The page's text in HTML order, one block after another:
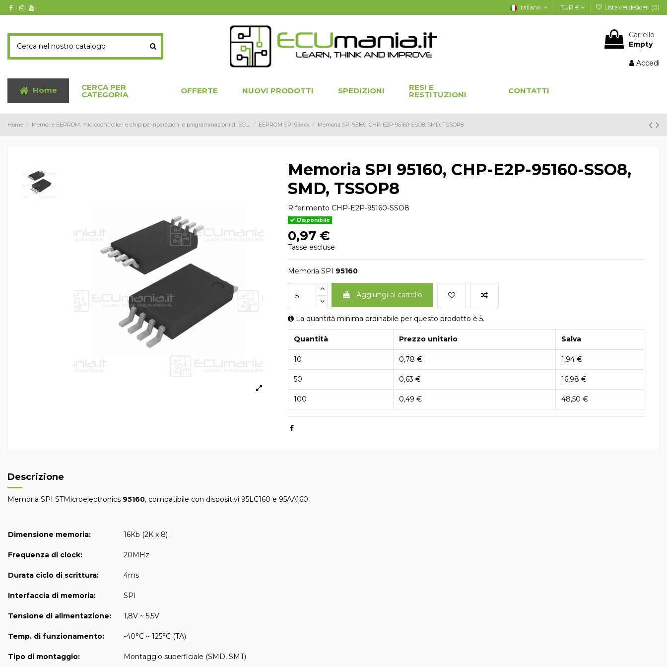
Italiano EUR € Lista dei desideri (0)
Carrello
Empty
Accedi
Home CERCA PER
CATEGORIA OFFERTE NUOVI PRODOTTI SPEDIZIONI RESI E
RESTITUZIONI CONTATTI
Home Memorie EEPROM, microcontrollori e chip per riparazioni e programmazioni di ECU. EEPROM SPI 95xxx Memoria SPI 95160, CHP-E2P-95160-SSO8, SMD, TSSOP8
Memoria SPI 95160, CHP-E2P-95160-SSO8,
SMD, TSSOP8
Riferimento CHP-E2P-95160-SSO8
Disponibile
0,97 €
Tasse escluse
Memoria SPI 95160
Aggiungi al carrello
La quantità minima ordinabile per questo prodotto è 5.
Quantità Prezzo unitario Salva
10 0,78 € 1,94 €
50 0,63 € 16,98 €
100 0,49 € 48,50 €
Descrizione
Memoria SPI STMicroelectronics 95160, compatibile con dispositivi 95LC160 e 95AA160
Dimensione memoria: 16Kb (2K x 8)
Frequenza di clock: 20MHz
Durata ciclo di scrittura: 4ms
Interfaccia di memoria: SPI
Tensione di alimentazione: 1,8V ~ 5,5V
Temp. di funzionamento: -40°C ~ 125°C (TA)
Tipo di montaggio: Montaggio superficiale (SMD, SMT)